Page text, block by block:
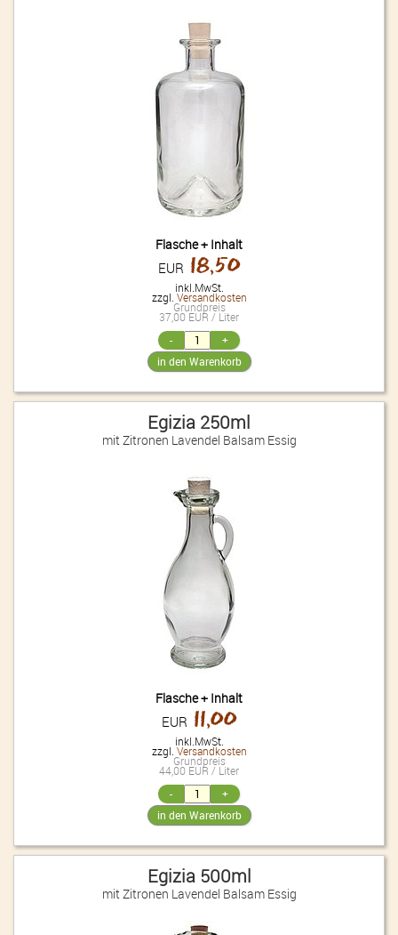
Flasche + Inhalt
EUR 18,50
inkl.MwSt.
zzgl. Versandkosten
Grundpreis
37,00 EUR / Liter
Egizia 250ml
mit Zitronen Lavendel Balsam Essig
Flasche + Inhalt
EUR 11,00
inkl.MwSt.
zzgl. Versandkosten
Grundpreis
44,00 EUR / Liter
Egizia 500ml
mit Zitronen Lavendel Balsam Essig